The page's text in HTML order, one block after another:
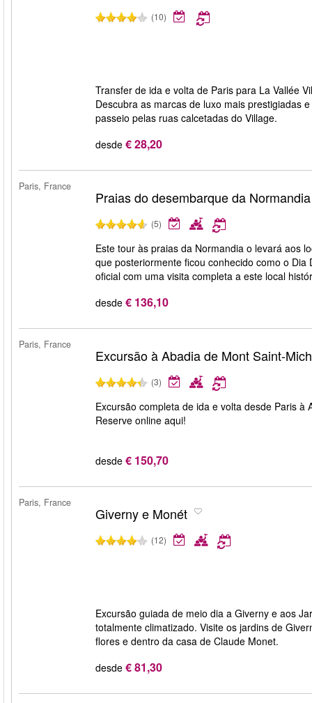
(10)
Transfer de ida e volta de Paris para La Vallée
Descubra as marcas de luxo mais prestigiadas
passeio pelas ruas calcetadas do Village.
desde € 28,20
Paris, France
Praias do desembarque da Normandia
(5)
Este tour às praias da Normandia o levará aos
que posteriormente ficou conhecido como o
oficial com uma visita completa a este local
desde € 136,10
Paris, France
Excursão à Abadia de Mont Saint-
(3)
Excursão completa de ida e volta desde Paris
Reserve online aqui!
desde € 150,70
Paris, France
Giverny e Monét
(12)
Excursão guiada de meio dia a Giverny e aos
totalmente climatizado. Visite os jardins de
flores e dentro da casa de Claude Monet.
desde € 81,30